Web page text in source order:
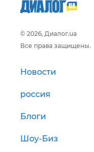
© 2026, Диалог.ua
Все права защищены.
Новости
россия
Блоги
Шоу-Биз